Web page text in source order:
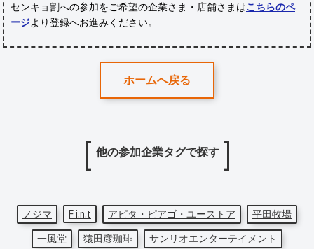
センキョ割への参加をご希望の企業さま・店舗さまはこちらのペ
ージより登録へお進みください。
ホームへ戻る
他の参加企業タグで探す
ノジマ F i.n.t アピタ・ピアゴ・ユーストア
平田牧場
一風堂
猿田彦珈琲
サンリオエンターテイメント